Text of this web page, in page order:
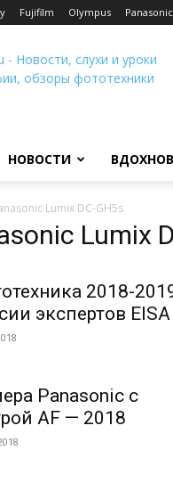
Fujifilm Olympus Panasonic
Photar.ru
НОВОСТИ
Lumix DC-GH5s
Lumix
2018-
экспертов EISA
Panasonic с
AF — 2018